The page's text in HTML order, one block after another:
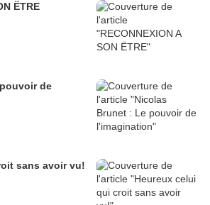
ËTRE
de
sans avoir vu!